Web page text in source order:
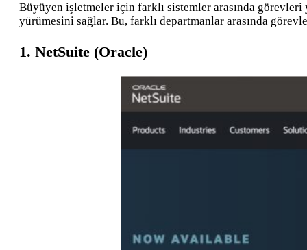
Büyüyen işletmeler için farklı sistemler arasında
yürümesini sağlar. Bu, farklı departmanlar arasında
1. NetSuite (Oracle)